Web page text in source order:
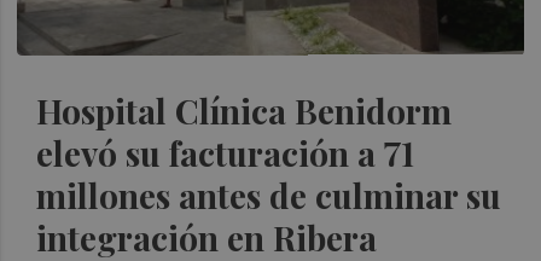
Hospital Clínica Benidorm
elevó su facturación a 71
millones antes de culminar su
integración en Ribera